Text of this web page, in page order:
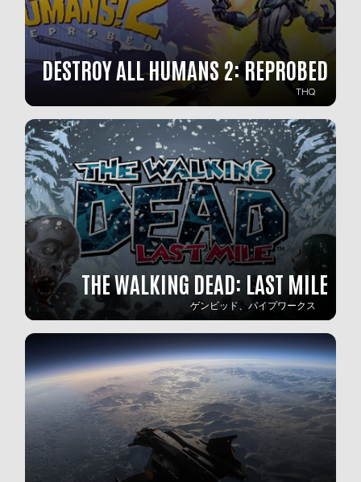
DESTROY ALL HUMANS 2: REPROBED
THQ
THE WALKING DEAD: LAST MILE
ゲンビッド、パイプワークス